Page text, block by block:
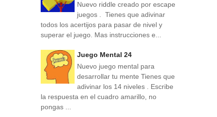
Nuevo riddle creado por escape
juegos . Tienes que adivinar
todos los acertijos para pasar de nivel y
superar el juego. Mas instrucciones e...
Juego Mental 24
Nuevo juego mental para
desarrollar tu mente Tienes que
adivinar los 14 niveles . Escribe
la respuesta en el cuadro amarillo, no
pongas ...